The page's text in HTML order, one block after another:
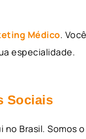
Médico.
especialidade.
Sociais
no Brasil. Somos